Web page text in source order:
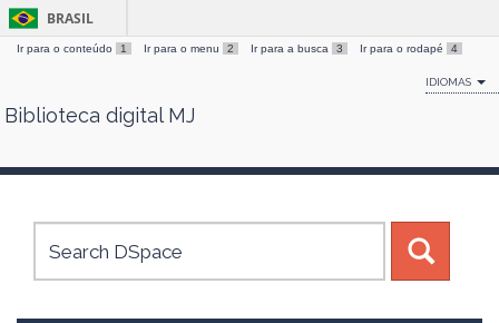
Skip
BRASIL
Ir para o conteúdo 1 Ir para o menu 2 Ir para a busca 3 Ir para o rodapé 4
IDIOMAS
Biblioteca digital MJ